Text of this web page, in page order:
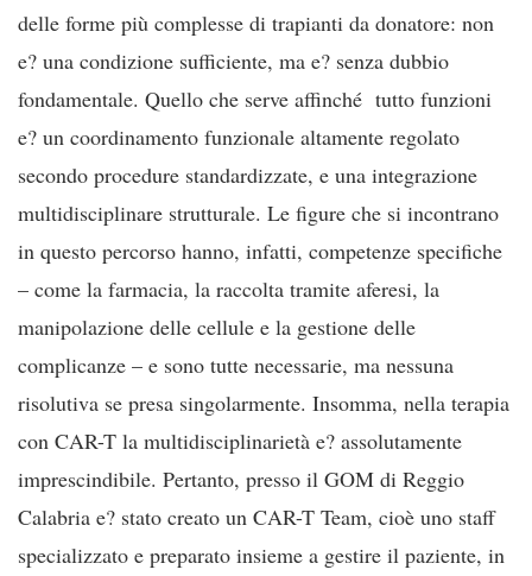
delle forme più complesse di trapianti da donatore: non
e? una condizione sufficiente, ma e? senza dubbio
fondamentale. Quello che serve affinché tutto funzioni
e? un coordinamento funzionale altamente regolato
secondo procedure standardizzate, e una integrazione
multidisciplinare strutturale. Le figure che si incontrano
in questo percorso hanno, infatti, competenze specifiche
– come la farmacia, la raccolta tramite aferesi, la
manipolazione delle cellule e la gestione delle
complicanze – e sono tutte necessarie, ma nessuna
risolutiva se presa singolarmente. Insomma, nella terapia
con CAR-T la multidisciplinarietà e? assolutamente
imprescindibile. Pertanto, presso il GOM di Reggio
Calabria e? stato creato un CAR-T Team, cioè uno staff
specializzato e preparato insieme a gestire il paziente, in